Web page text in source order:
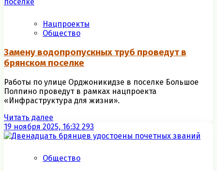
Нацпроекты
Общество
Замену водопропускных труб проведут в
брянском поселке
Работы по улице Орджоникидзе в поселке Большое
Полпино проведут в рамках нацпроекта
«Инфраструктура для жизни».
Читать далее
19 ноября 2025, 16:32 293
Общество